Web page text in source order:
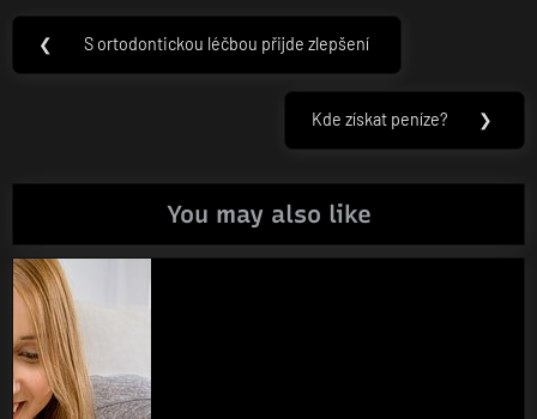
Navigace
pro
❮
Previous
S ortodontickou léčbou přijde zlepšení
Next
Kde získat peníze? ❯
You may also like